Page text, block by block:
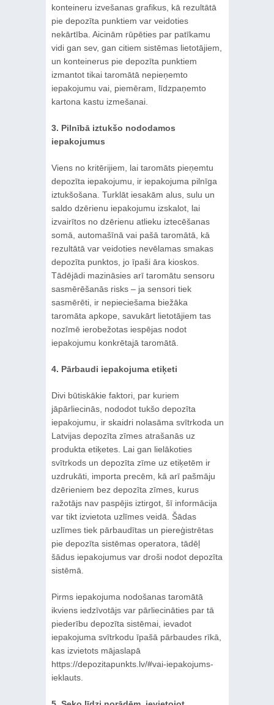
konteineru izvešanas grafikus, kā rezultātā
pie depozīta punktiem var veidoties
nekārtība. Aicinām rūpēties par patīkamu
vidi gan sev, gan citiem sistēmas lietotājiem,
un konteinerus pie depozīta punktiem
izmantot tikai taromātā nepieņemto
iepakojumu vai, piemēram, līdzpaņemto
kartona kastu izmešanai.
3. Pilnībā iztukšo nododamos
iepakojumus
Viens no kritērijiem, lai taromāts pieņemtu
depozīta iepakojumu, ir iepakojuma pilnīga
iztukšošana. Turklāt iesakām alus, sulu un
saldo dzērienu iepakojumu izskalot, lai
izvairītos no dzērienu atlieku iztecēšanas
somā, automašīnā vai pašā taromātā, kā
rezultātā var veidoties nevēlamas smakas
depozīta punktos, jo īpaši āra kioskos.
Tādējādi mazināsies arī taromātu sensoru
sasmērēšanās risks – ja sensori tiek
sasmērēti, ir nepieciešama biežāka
taromāta apkope, savukārt lietotājiem tas
nozīmē ierobežotas iespējas nodot
iepakojumu konkrētajā taromātā.
4. Pārbaudi iepakojuma etiķeti
Divi būtiskākie faktori, par kuriem
jāpārliecinās, nododot tukšo depozīta
iepakojumu, ir skaidri nolasāma svītrkoda un
Latvijas depozīta zīmes atrašanās uz
produkta etiķetes. Lai gan lielākoties
svītrkods un depozīta zīme uz etiķetēm ir
uzdrukāti, importa precēm, kā arī pašmāju
dzērieniem bez depozīta zīmes, kurus
ražotājs nav paspējis iztirgot, šī informācija
var tikt izvietota uzlīmes veidā. Šādas
uzlīmes tiek pārbaudītas un piereģistrētas
pie depozīta sistēmas operatora, tādēļ
šādus iepakojumus var droši nodot depozīta
sistēmā.
Pirms iepakojuma nodošanas taromātā
ikviens iedzīvotājs var pārliecināties par tā
piederību depozīta sistēmai, ievadot
iepakojuma svītrkodu īpašā pārbaudes rīkā,
kas izvietots mājaslapā
https://depozitapunkts.lv/#vai-iepakojums-
ieklauts.